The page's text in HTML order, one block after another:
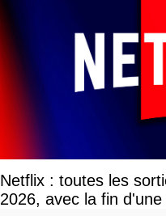
Netflix : toutes les
2026, avec la fin